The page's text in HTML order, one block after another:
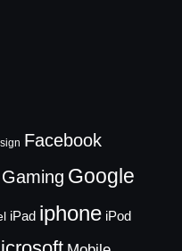
Facebook
Gaming Google
iPad iphone iPod